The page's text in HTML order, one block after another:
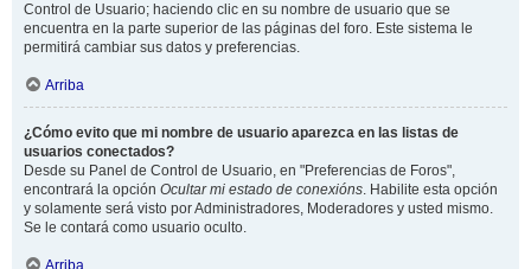
Control de Usuario; haciendo clic en su nombre de usuario que se
encuentra en la parte superior de las páginas del foro. Este sistema le
permitirá cambiar sus datos y preferencias.
Arriba
¿Cómo evito que mi nombre de usuario aparezca en las listas de
usuarios conectados?
Desde su Panel de Control de Usuario, en "Preferencias de Foros",
encontrará la opción Ocultar mi estado de conexións. Habilite esta opción
y solamente será visto por Administradores, Moderadores y usted mismo.
Se le contará como usuario oculto.
Arriba